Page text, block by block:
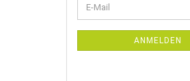
ZUR
E-
Mail
ANMELDEN